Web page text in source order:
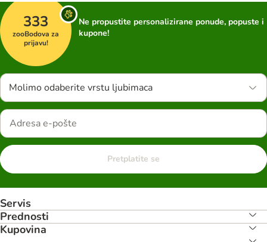
333
zooBodova za
prijavu!
Ne propustite personalizirane ponude, popuste i
kupone!
Molimo odaberite vrstu ljubimaca
Pretplatite se
Servis
Prednosti
Kupovina